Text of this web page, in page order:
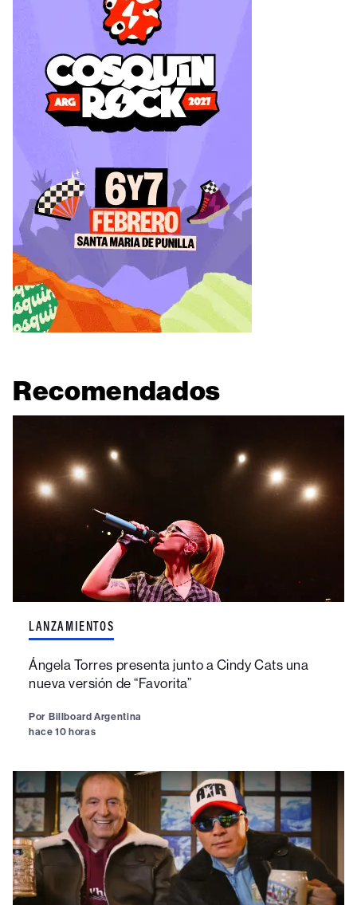
Recomendados
LANZAMIENTOS
Ángela Torres presenta junto a Cindy Cats una
nueva versión de “Favorita”
Por Billboard Argentina
hace 10 horas